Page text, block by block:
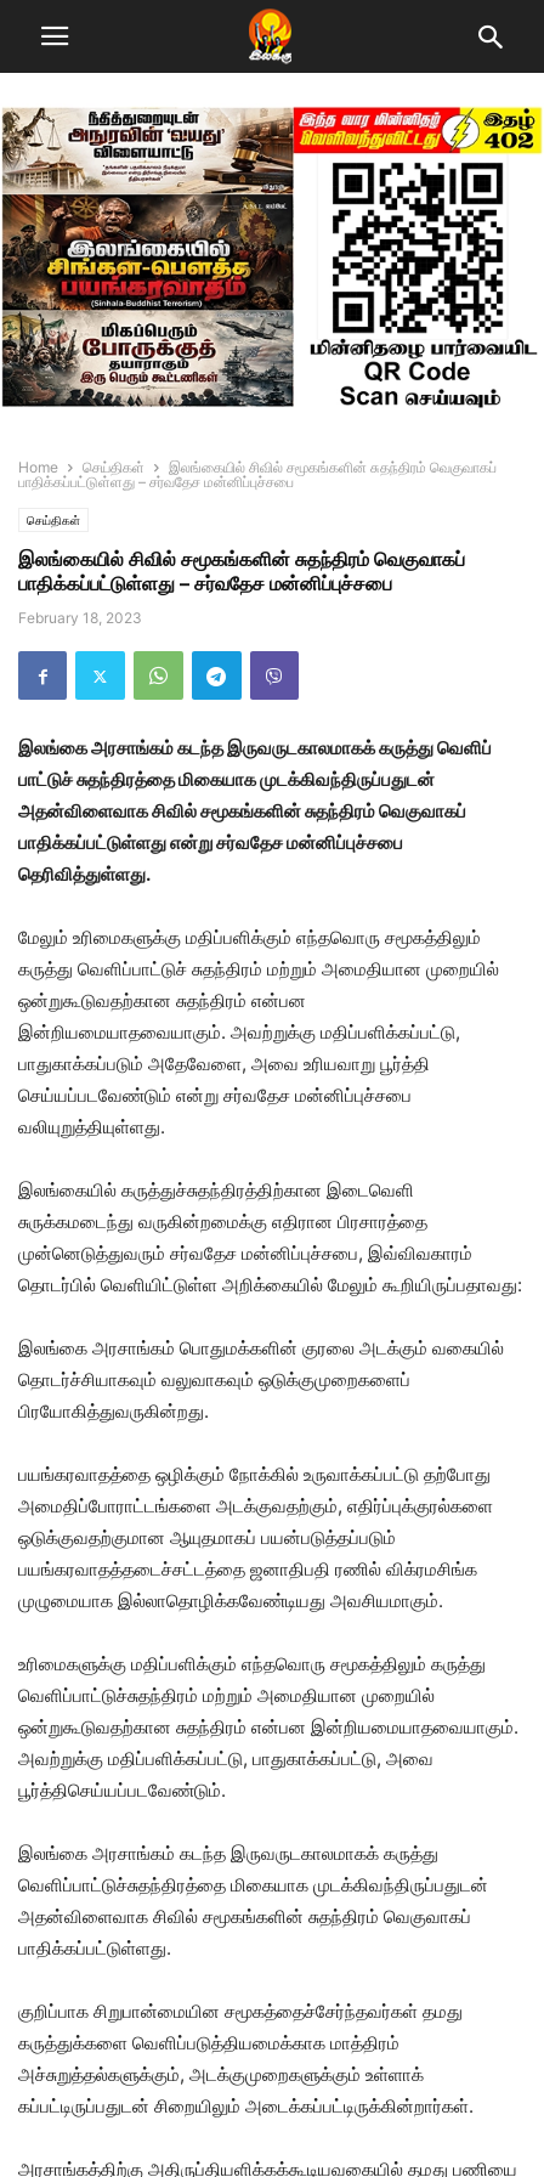
Home செய்திகள்
இலங்கையில் சிவில் சமூகங்களின் சுதந்திரம் வெகுவாகப்
பாதிக்கப்பட்டுள்ளது – சர்வதேச மன்னிப்புச்சபை
செய்திகள்
இலங்கையில் சிவில் சமூகங்களின் சுதந்திரம் வெகுவாகப்
பாதிக்கப்பட்டுள்ளது – சர்வதேச மன்னிப்புச்சபை
February 18, 2023
இலங்கை அரசாங்கம் கடந்த இருவருடகாலமாகக் கருத்து வெளிப்
பாட்டுச் சுதந்திரத்தை மிகையாக முடக்கிவந்திருப்பதுடன்
அதன்விளைவாக சிவில் சமூகங்களின் சுதந்திரம் வெகுவாகப்
பாதிக்கப்பட்டுள்ளது என்று சர்வதேச மன்னிப்புச்சபை
தெரிவித்துள்ளது.
மேலும் உரிமைகளுக்கு மதிப்பளிக்கும் எந்தவொரு சமூகத்திலும்
கருத்து வெளிப்பாட்டுச் சுதந்திரம் மற்றும் அமைதியான முறையில்
ஒன்றுகூடுவதற்கான சுதந்திரம் என்பன
இன்றியமையாதவையாகும். அவற்றுக்கு மதிப்பளிக்கப்பட்டு,
பாதுகாக்கப்படும் அதேவேளை, அவை உரியவாறு பூர்த்தி
செய்யப்படவேண்டும் என்று சர்வதேச மன்னிப்புச்சபை
வலியுறுத்தியுள்ளது.
இலங்கையில் கருத்துச்சுதந்திரத்திற்கான இடைவெளி
சுருக்கமடைந்து வருகின்றமைக்கு எதிரான பிரசாரத்தை
முன்னெடுத்துவரும் சர்வதேச மன்னிப்புச்சபை, இவ்விவகாரம்
தொடர்பில் வெளியிட்டுள்ள அறிக்கையில் மேலும் கூறியிருப்பதாவது:
இலங்கை அரசாங்கம் பொதுமக்களின் குரலை அடக்கும் வகையில்
தொடர்ச்சியாகவும் வலுவாகவும் ஒடுக்குமுறைகளைப்
பிரயோகித்துவருகின்றது.
பயங்கரவாதத்தை ஒழிக்கும் நோக்கில் உருவாக்கப்பட்டு தற்போது
அமைதிப்போராட்டங்களை அடக்குவதற்கும், எதிர்ப்புக்குரல்களை
ஒடுக்குவதற்குமான ஆயுதமாகப் பயன்படுத்தப்படும்
பயங்கரவாதத்தடைச்சட்டத்தை ஜனாதிபதி ரணில் விக்ரமசிங்க
முழுமையாக இல்லாதொழிக்கவேண்டியது அவசியமாகும்.
உரிமைகளுக்கு மதிப்பளிக்கும் எந்தவொரு சமூகத்திலும் கருத்து
வெளிப்பாட்டுச்சுதந்திரம் மற்றும் அமைதியான முறையில்
ஒன்றுகூடுவதற்கான சுதந்திரம் என்பன இன்றியமையாதவையாகும்.
அவற்றுக்கு மதிப்பளிக்கப்பட்டு, பாதுகாக்கப்பட்டு, அவை
பூர்த்திசெய்யப்படவேண்டும்.
இலங்கை அரசாங்கம் கடந்த இருவருடகாலமாகக் கருத்து
வெளிப்பாட்டுச்சுதந்திரத்தை மிகையாக முடக்கிவந்திருப்பதுடன்
அதன்விளைவாக சிவில் சமூகங்களின் சுதந்திரம் வெகுவாகப்
பாதிக்கப்பட்டுள்ளது.
குறிப்பாக சிறுபான்மையின சமூகத்தைச்சேர்ந்தவர்கள் தமது
கருத்துக்களை வெளிப்படுத்தியமைக்காக மாத்திரம்
அச்சுறுத்தல்களுக்கும், அடக்குமுறைகளுக்கும் உள்ளாக்
கப்பட்டிருப்பதுடன் சிறையிலும் அடைக்கப்பட்டிருக்கின்றார்கள்.
அரசாங்கத்திற்கு அதிருப்தியளிக்கக்கூடியவகையில் தமது பணியை